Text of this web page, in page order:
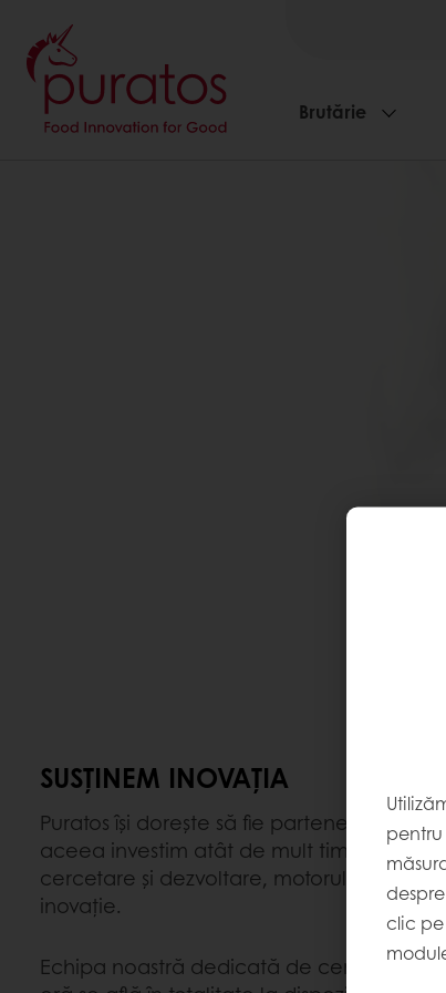
Brutărie
SUSȚINEM INOVAȚIA
Puratos își dorește să fie partenerul tău
aceea investim atât de mult timp, efort și
cercetare și dezvoltare, motorul care
inovație.
Echipa noastră dedicată de cercetători și
clic